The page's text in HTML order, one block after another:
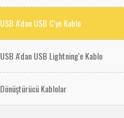
USB A'dan USB C'ye Kablo
USB A'dan USB Lightning'e Kablo
Dönüştürücü Kablolar